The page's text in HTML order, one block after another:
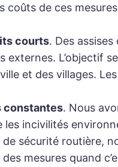
de ces
courts. Des
externes. L’objectif
et des villages.
constantes. Nous
les incivilités
sécurité routière,
mesures quand